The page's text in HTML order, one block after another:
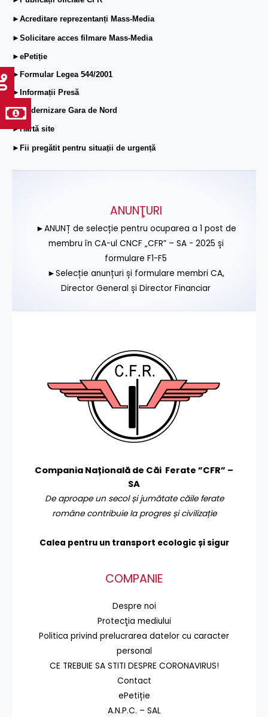
►Acreditare reprezentanți Mass-Media
►Solicitare acces filmare Mass-Media
►ePetiție
►Formular Legea 544/2001
►Informații Presă
►Modernizare Gara de Nord
►Hartă site
►Fii pregătit pentru situații de urgență
ANUNŢURI
►ANUNȚ de selecție pentru ocuparea a 1 post de
membru în CA-ul CNCF „CFR” – SA - 2025 și
formulare F1-F5
►Selecție anunțuri și formulare membri CA,
Director General și Director Financiar
Compania Națională de Căi Ferate ”CFR” –
SA
De aproape un secol și jumătate căile ferate
române contribuie la progres și civilizație
Calea pentru un transport ecologic și sigur
COMPANIE
Despre noi
Protecţia mediului
Politica privind prelucrarea datelor cu caracter
personal
CE TREBUIE SA STITI DESPRE CORONAVIRUS!
Contact
ePetiție
A.N.P.C. – SAL